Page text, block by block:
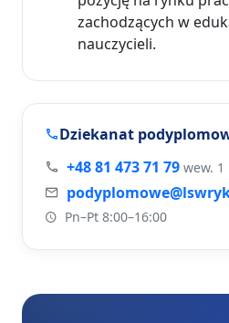
zachodzących w
nauczycieli.
Dziekanat
+48 81 473 71 79 wew. 1
Pn–Pt 8:00–16:00